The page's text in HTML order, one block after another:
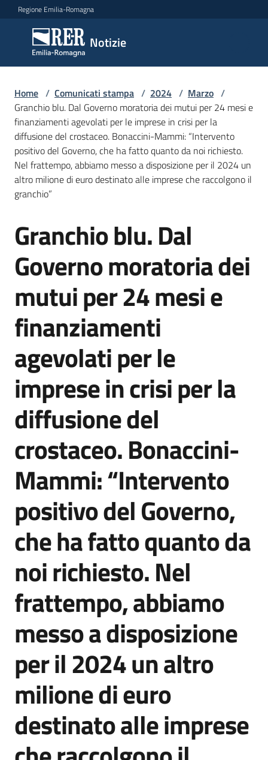
Vai al contenuto
Vai alla navigazione
Vai al footer
Regione Emilia-Romagna
Notizie
Notizie
Comunicati
stampa
Menu selezionato
Cerca
un
comunicato
Risorse
Agenzia
di
informazione
e
comunicazione
Seguici
su
Home / Comunicati stampa / 2024 / Marzo /
Granchio blu. Dal Governo moratoria dei mutui per 24 mesi e
finanziamenti agevolati per le imprese in crisi per la
diffusione del crostaceo. Bonaccini-Mammi: “Intervento
positivo del Governo, che ha fatto quanto da noi richiesto.
Nel frattempo, abbiamo messo a disposizione per il 2024 un
altro milione di euro destinato alle imprese che raccolgono il
granchio”
Salta al contenuto
Granchio blu. Dal
Governo moratoria dei
mutui per 24 mesi e
finanziamenti
agevolati per le
imprese in crisi per la
diffusione del
crostaceo. Bonaccini-
Mammi: “Intervento
positivo del Governo,
che ha fatto quanto da
noi richiesto. Nel
frattempo, abbiamo
messo a disposizione
per il 2024 un altro
milione di euro
destinato alle imprese